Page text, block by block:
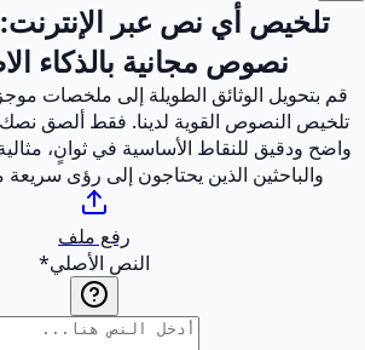
تلخيص أي نص عبر
نصوص مجانية بالذكاء
قم بتحويل الوثائق الطويلة إلى ملخصات
تلخيص النصوص القوية لدينا. فقط ألصق
واضح ودقيق للنقاط الأساسية في ثوانٍ،
والباحثين الذين يحتاجون إلى رؤى
رفع ملف
النص الأصلي*